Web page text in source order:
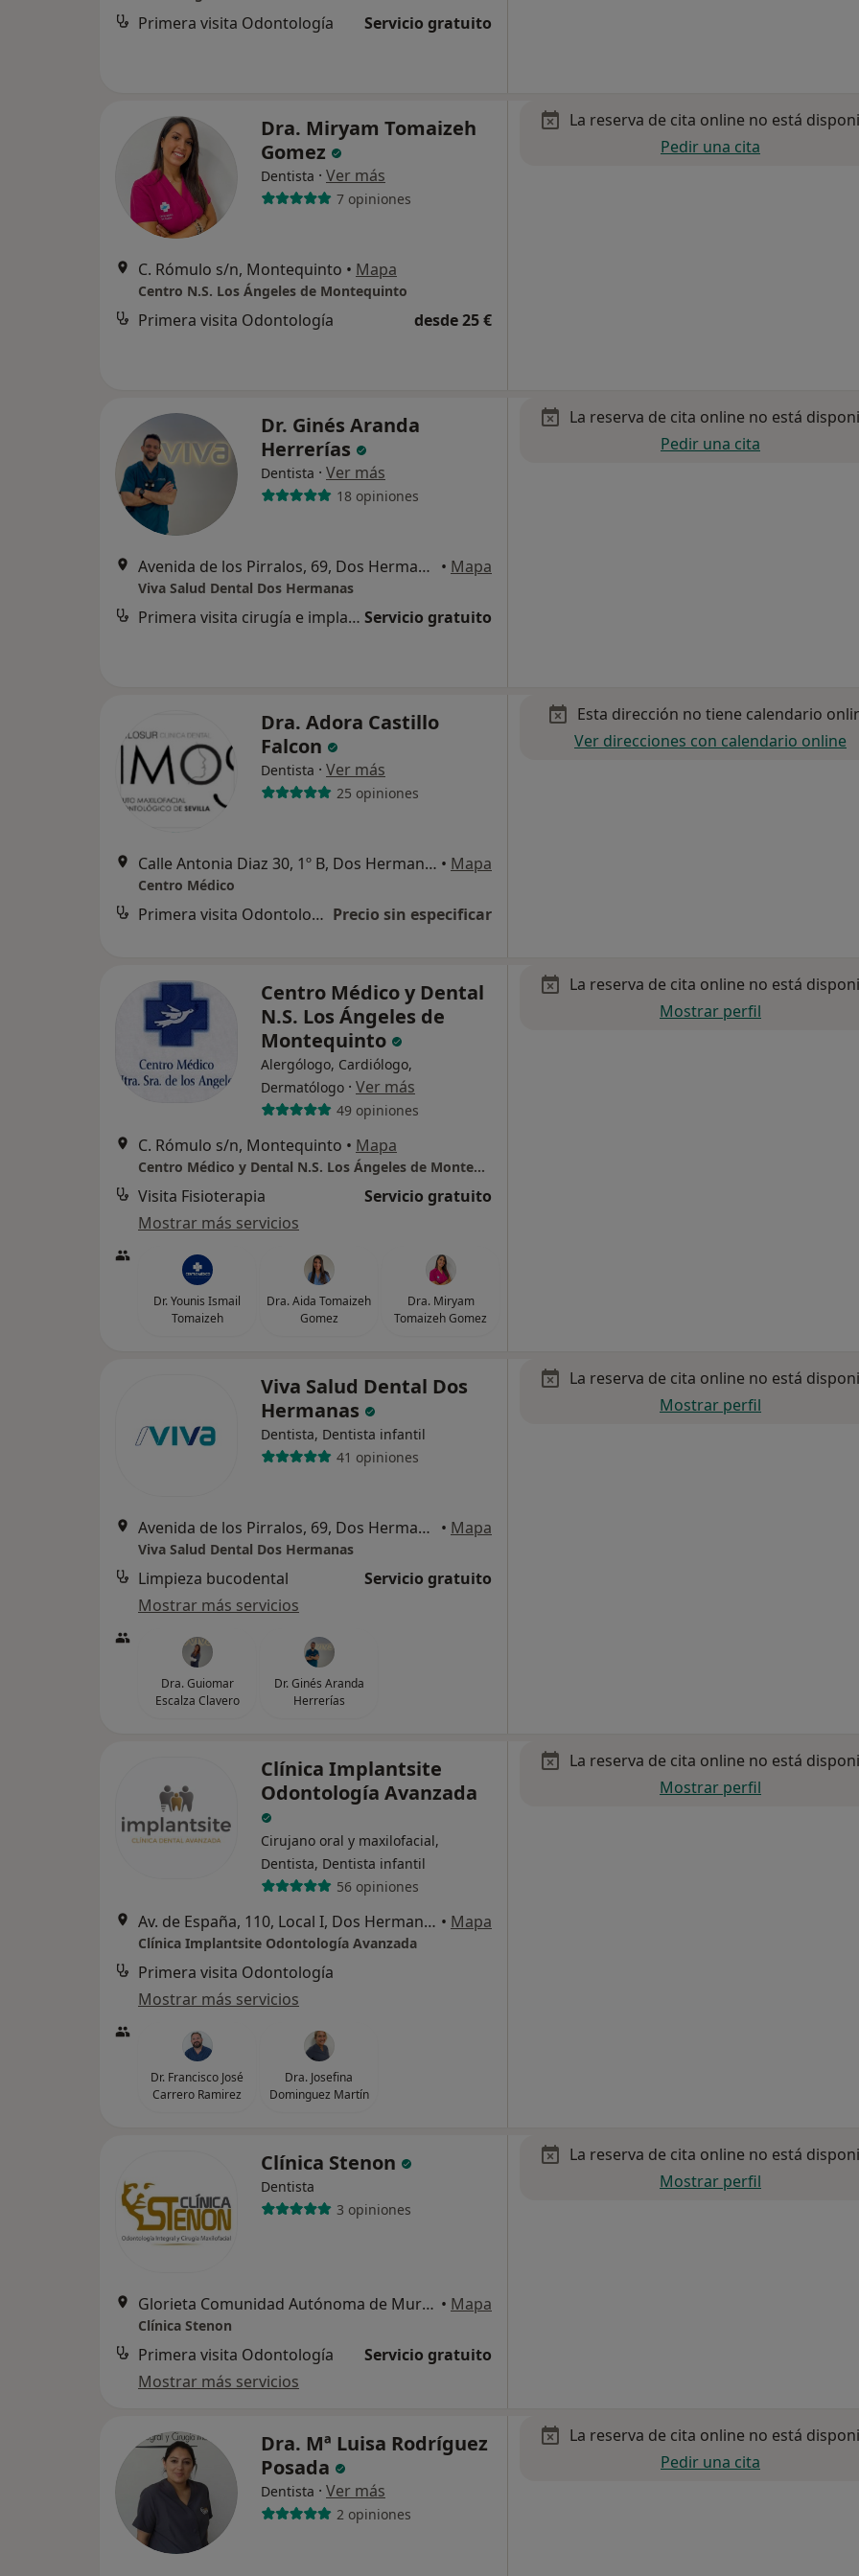
Primera visita Odontología Servicio gratuito
Dra. Miryam Tomaizeh
Gomez
Dentista · Ver más
7 opiniones
C. Rómulo s/n, Montequinto • Mapa
Centro N.S. Los Ángeles de Montequinto
Primera visita Odontología desde 25 €
La reserva de cita online no está
Pedir una cita
Dr. Ginés Aranda
Herrerías
Dentista · Ver más
18 opiniones
Avenida de los Pirralos, 69, Dos Hermanas • Mapa
Viva Salud Dental Dos Hermanas
Primera visita cirugía e implantes Servicio gratuito
La reserva de cita online no está
Pedir una cita
Dra. Adora Castillo
Falcon
Dentista · Ver más
25 opiniones
Calle Antonia Diaz 30, 1º B, Dos Hermanas • Mapa
Centro Médico
Primera visita Odontología Precio sin especificar
Esta dirección no tiene calendario
Ver direcciones con calendario online
Centro Médico y Dental
N.S. Los Ángeles de
Montequinto
Alergólogo, Cardiólogo,
Dermatólogo · Ver más
49 opiniones
C. Rómulo s/n, Montequinto • Mapa
Centro Médico y Dental N.S. Los Ángeles de Montequinto
Visita Fisioterapia
Servicio gratuito
Mostrar más servicios
Dr. Younis Ismail
Tomaizeh
Dra. Aida Tomaizeh
Gomez
Dra. Miryam
Tomaizeh Gomez
La reserva de cita online no está
Mostrar perfil
Viva Salud Dental Dos
Hermanas
Dentista, Dentista infantil
41 opiniones
Avenida de los Pirralos, 69, Dos Hermanas • Mapa
Viva Salud Dental Dos Hermanas
Limpieza bucodental
Servicio gratuito
Mostrar más servicios
Dra. Guiomar
Escalza Clavero
Dr. Ginés Aranda
Herrerías
La reserva de cita online no está
Mostrar perfil
Clínica Implantsite
Odontología Avanzada
Cirujano oral y maxilofacial,
Dentista, Dentista infantil
56 opiniones
Av. de España, 110, Local I, Dos Hermanas, Dos Hermanas • Mapa
Clínica Implantsite Odontología Avanzada
Primera visita Odontología
Mostrar más servicios
Dr. Francisco José
Carrero Ramirez
Dra. Josefina
Dominguez Martín
La reserva de cita online no está
Mostrar perfil
Clínica Stenon
Dentista
3 opiniones
Glorieta Comunidad Autónoma de Murcia, 3, Dos Hermanas • Mapa
Clínica Stenon
Primera visita Odontología
Servicio gratuito
Mostrar más servicios
La reserva de cita online no está
Mostrar perfil
Dra. Mª Luisa Rodríguez
Posada
Dentista · Ver más
2 opiniones
La reserva de cita online no está
Pedir una cita